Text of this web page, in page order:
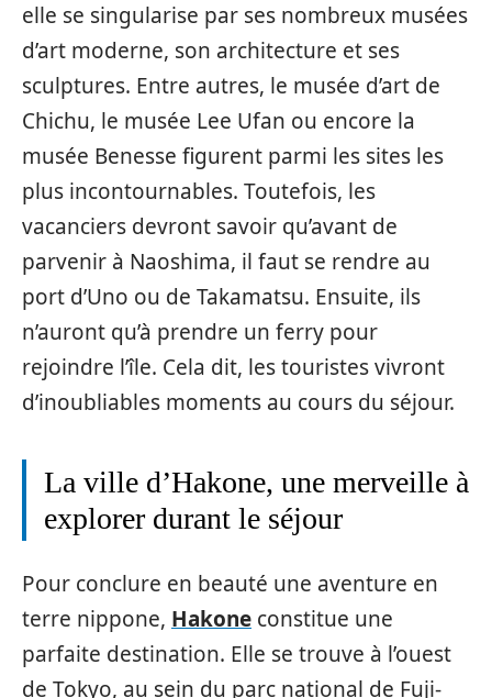
elle se singularise par ses nombreux musées
d’art moderne, son architecture et ses
sculptures. Entre autres, le musée d’art de
Chichu, le musée Lee Ufan ou encore la
musée Benesse figurent parmi les sites les
plus incontournables. Toutefois, les
vacanciers devront savoir qu’avant de
parvenir à Naoshima, il faut se rendre au
port d’Uno ou de Takamatsu. Ensuite, ils
n’auront qu’à prendre un ferry pour
rejoindre l’île. Cela dit, les touristes vivront
d’inoubliables moments au cours du séjour.
La ville d’Hakone, une merveille à
explorer durant le séjour
Pour conclure en beauté une aventure en
terre nippone, Hakone constitue une
parfaite destination. Elle se trouve à l’ouest
de Tokyo, au sein du parc national de Fuji-